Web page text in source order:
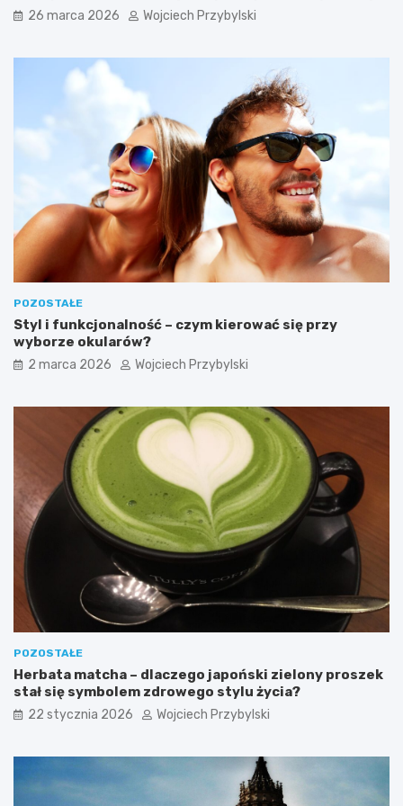
a
?
i
z
h
W
k
a
n
o
w kreatywnych i praktycznych zastosowaniach?
26 marca 2026 Wojciech Przybylski
POZOSTAŁE
Styl i funkcjonalność – czym kierować się przy
wyborze okularów?
2 marca 2026 Wojciech Przybylski
POZOSTAŁE
Herbata matcha – dlaczego japoński zielony proszek
stał się symbolem zdrowego stylu życia?
22 stycznia 2026 Wojciech Przybylski